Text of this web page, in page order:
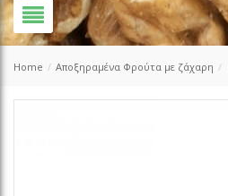
Home / Αποξηραμένα Φρούτα με ζάχαρη /